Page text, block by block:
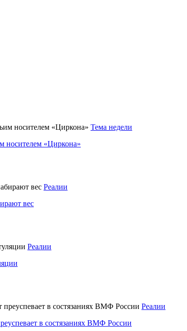
Тема недели
носителем «Циркона»
Реалии
вес
Реалии
Реалии
в состязаниях ВМФ России